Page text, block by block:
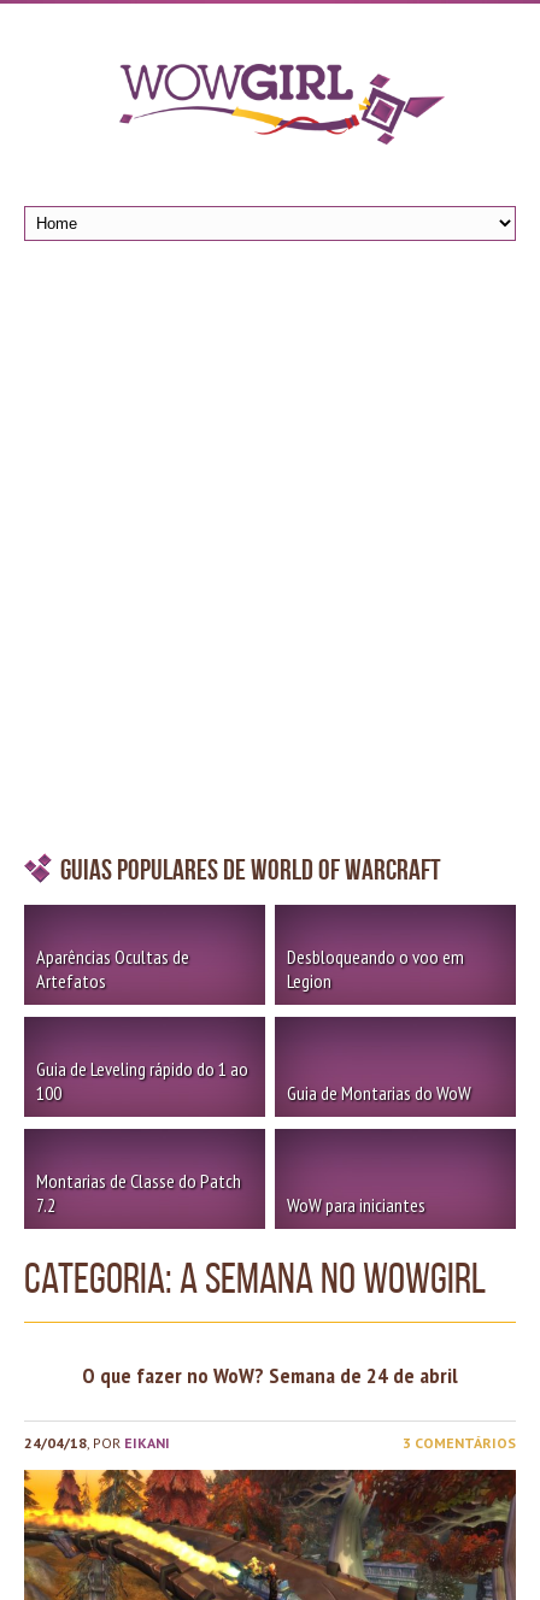
Guias Populares de World of Warcraft
Aparências Ocultas de
Artefatos
Desbloqueando o voo em
Legion
Guia de Leveling rápido do 1 ao
100
Guia de Montarias do WoW
Montarias de Classe do Patch
7.2
WoW para iniciantes
Categoria: A Semana no WoWGirl
O que fazer no WoW? Semana de 24 de abril
24/04/18, POR EIKANI 3 COMENTÁRIOS